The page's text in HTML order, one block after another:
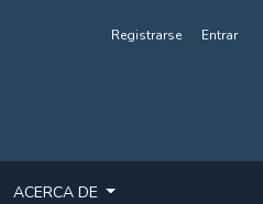
ACERCA DE
Registrarse Entrar